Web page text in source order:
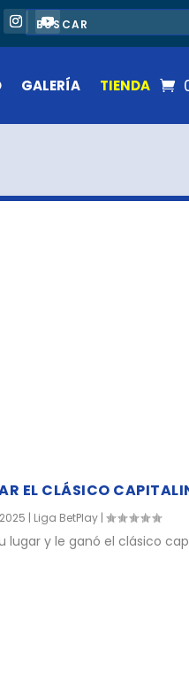
GALERÍA TIENDA
EL CLÁSICO
| Liga BetPlay |
lugar y le ganó el clásico